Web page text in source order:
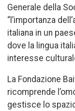
Generale della
“l’importanza
italiana in un
dove la lingua
interesse
La Fondazione
ricomprende
gestisce lo